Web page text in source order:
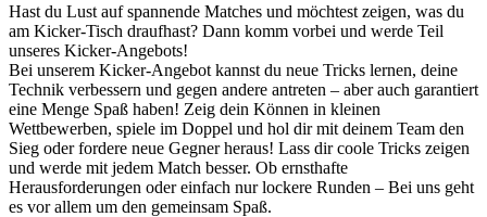
Hast du Lust auf spannende Matches und möchtest zeigen, was du
am Kicker-Tisch draufhast? Dann komm vorbei und werde Teil
unseres Kicker-Angebots!
Bei unserem Kicker-Angebot kannst du neue Tricks lernen, deine
Technik verbessern und gegen andere antreten – aber auch garantiert
eine Menge Spaß haben! Zeig dein Können in kleinen
Wettbewerben, spiele im Doppel und hol dir mit deinem Team den
Sieg oder fordere neue Gegner heraus! Lass dir coole Tricks zeigen
und werde mit jedem Match besser. Ob ernsthafte
Herausforderungen oder einfach nur lockere Runden – Bei uns geht
es vor allem um den gemeinsam Spaß.